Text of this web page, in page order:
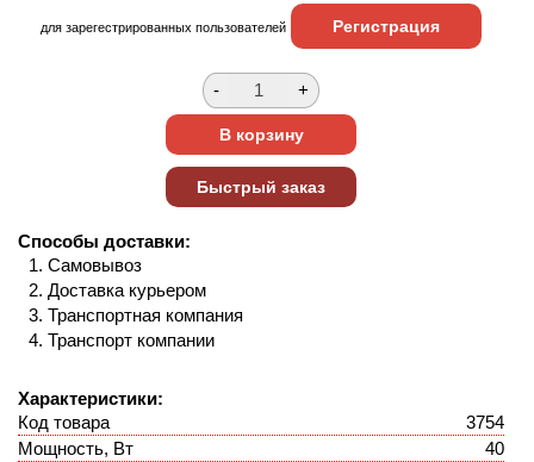
для зарегестрированных пользователей Регистрация
Способы доставки:
Самовывоз
Доставка курьером
Транспортная компания
Транспорт компании
Характеристики:
Код товара
3754
Мощность, Вт
40